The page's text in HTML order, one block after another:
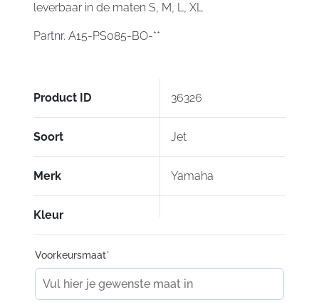
aantal
leverbaar in de maten S, M, L, XL
Partnr. A15-PS085-BO-**
Product ID 36326
Soort Jet
Merk Yamaha
Kleur
Voorkeursmaat*